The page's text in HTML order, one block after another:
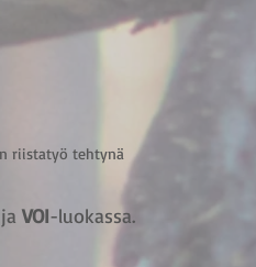
riistatyö tehtynä
VOI-luokassa.